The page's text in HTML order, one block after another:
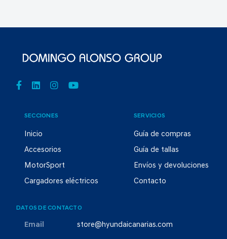
SECCIONES
Inicio
Accesorios
MotorSport
Cargadores eléctricos
SERVICIOS
Guía de compras
Guía de tallas
Envíos y devoluciones
Contacto
DATOS DE CONTACTO
Email store@hyundaicanarias.com